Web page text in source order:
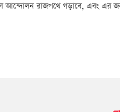
রাজপথে গড়াবে, এবং এর